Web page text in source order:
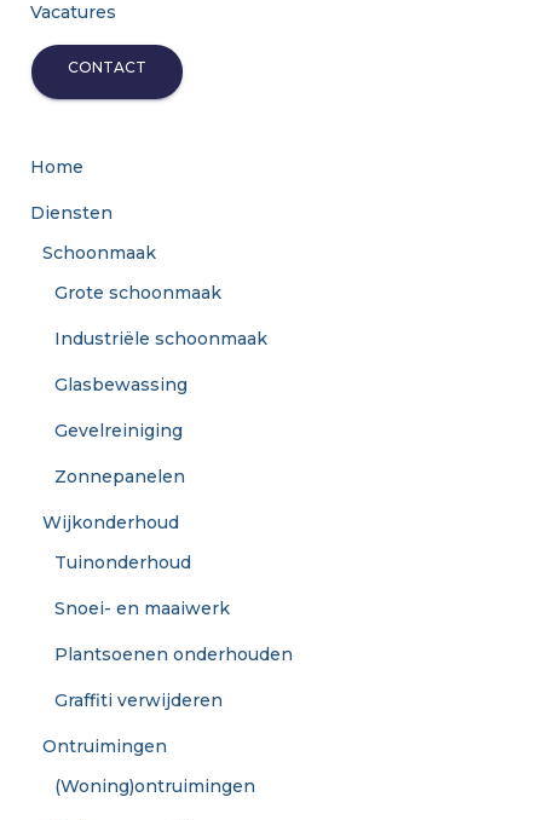
Vacatures
CONTACT
Home
Diensten
Schoonmaak
Grote schoonmaak
Industriële schoonmaak
Glasbewassing
Gevelreiniging
Zonnepanelen
Wijkonderhoud
Tuinonderhoud
Snoei- en maaiwerk
Plantsoenen onderhouden
Graffiti verwijderen
Ontruimingen
(Woning)ontruimingen